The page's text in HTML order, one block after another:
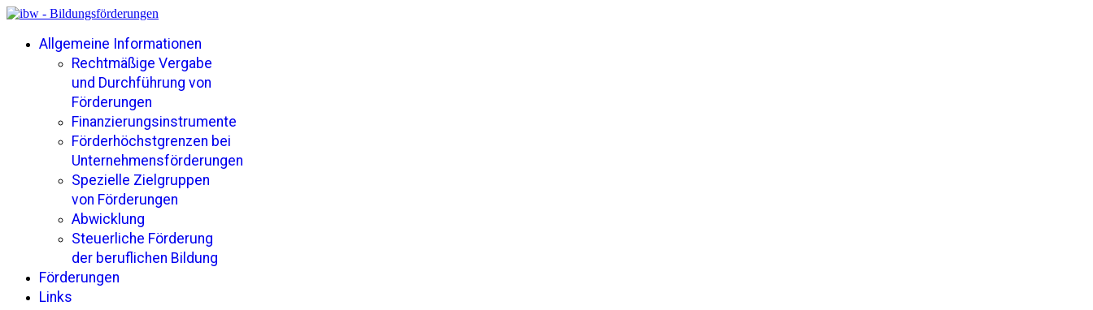
Allgemeine Informationen
Rechtmäßige Vergabe
und Durchführung von
Förderungen
Finanzierungsinstrumente
Förderhöchstgrenzen bei
Unternehmensförderungen
Spezielle Zielgruppen
von Förderungen
Abwicklung
Steuerliche Förderung
der beruflichen Bildung
Förderungen
Links